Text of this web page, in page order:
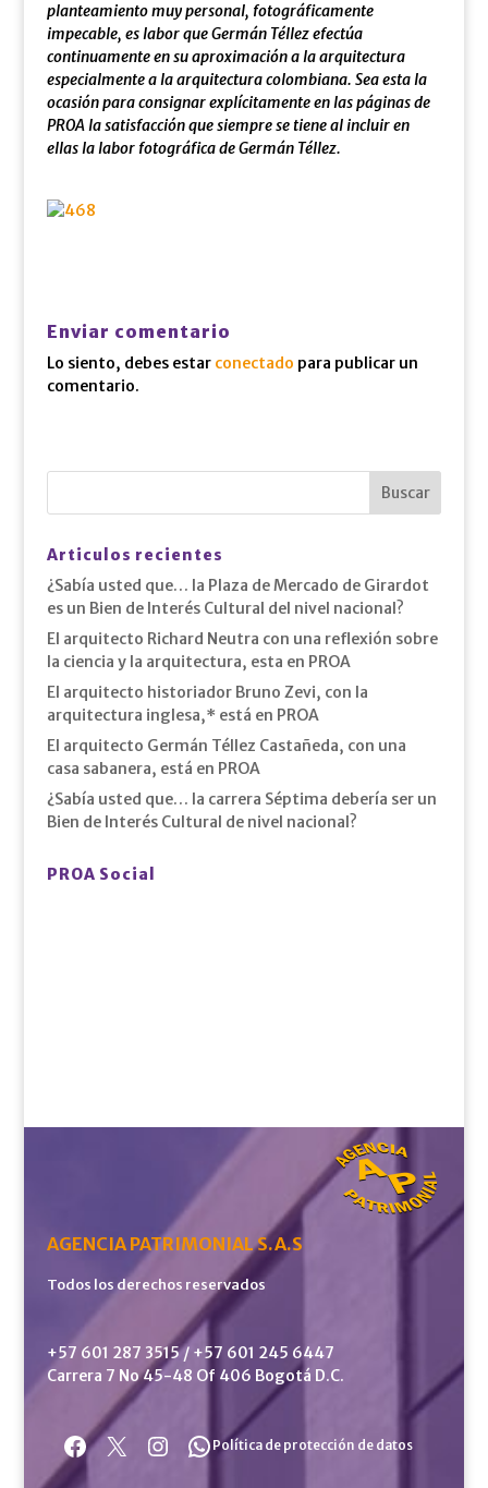
planteamiento muy personal, fotográficamente
impecable, es labor que Germán Téllez efectúa
continuamente en su aproximación a la arquitectura
especialmente a la arquitectura colombiana. Sea esta la
ocasión para consignar explícitamente en las páginas de
PROA la satisfacción que siempre se tiene al incluir en
ellas la labor fotográfica de Germán Téllez.
Enviar comentario
Lo siento, debes estar conectado para publicar un
comentario.
Articulos recientes
¿Sabía usted que… la Plaza de Mercado de Girardot
es un Bien de Interés Cultural del nivel nacional?
El arquitecto Richard Neutra con una reflexión sobre
la ciencia y la arquitectura, esta en PROA
El arquitecto historiador Bruno Zevi, con la
arquitectura inglesa,* está en PROA
El arquitecto Germán Téllez Castañeda, con una
casa sabanera, está en PROA
¿Sabía usted que… la carrera Séptima debería ser un
Bien de Interés Cultural de nivel nacional?
PROA Social
AGENCIA PATRIMONIAL S.A.S
Todos los derechos reservados
+57 601 287 3515 / +57 601 245 6447
Carrera 7 No 45-48 Of 406 Bogotá D.C.
Facebook
X Instagram
WhatsApp
Política de protección de datos